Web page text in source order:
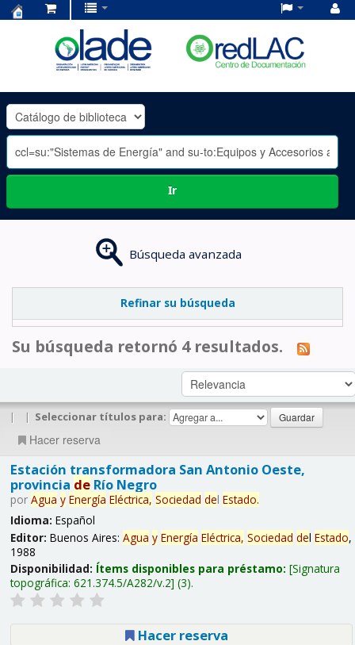
OLADE
-
Ir
Búsqueda avanzada
Refinar su búsqueda
Su búsqueda retornó 4 resultados.
| | Seleccionar títulos para:
Hacer reserva
Estación transformadora San Antonio Oeste,
provincia deRío Negro
por Agua y Energía Eléctrica, Sociedad del Estado.
Idioma: Español
Editor: Buenos Aires: Agua y Energía Eléctrica, Sociedad del Estado,
1988
Disponibilidad: Ítems disponibles para préstamo: Signatura
topográfica: 621.374.5/A282/v.2 (3).
Hacer reserva